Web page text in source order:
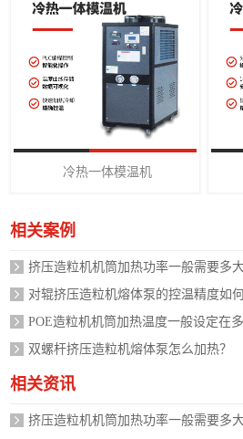
冷热一体模温机
相关案例
挤压造粒机机筒加热功率一般需要多大
对辊挤压造粒机熔体泵的控温精度如何
POE造粒机机筒加热温度一般设定在多
双螺杆挤压造粒机熔体泵怎么加热？
相关资讯
挤压造粒机机筒加热功率一般需要多大